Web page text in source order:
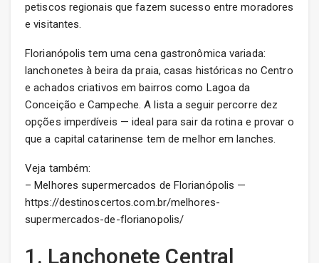
petiscos regionais que fazem sucesso entre moradores
e visitantes.
Florianópolis tem uma cena gastronômica variada:
lanchonetes à beira da praia, casas históricas no Centro
e achados criativos em bairros como Lagoa da
Conceição e Campeche. A lista a seguir percorre dez
opções imperdíveis — ideal para sair da rotina e provar o
que a capital catarinense tem de melhor em lanches.
Veja também:
– Melhores supermercados de Florianópolis —
https://destinoscertos.com.br/melhores-
supermercados-de-florianopolis/
1. Lanchonete Central